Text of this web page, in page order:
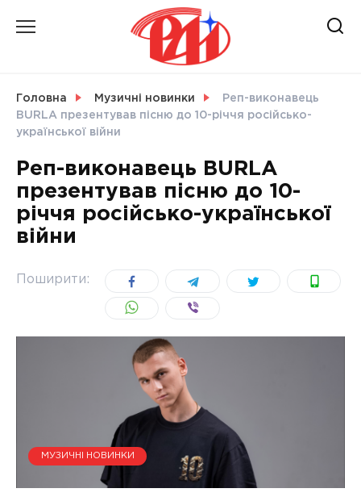
СВІТ
УКРАЇНА
Головна Музичні новинки
Реп-виконавець
BURLA презентував пісню до 10-річчя російсько-
української війни
Реп-виконавець BURLA
презентував пісню до 10-
річчя російсько-української
війни
Поширити:
МУЗИЧНІ НОВИНКИ